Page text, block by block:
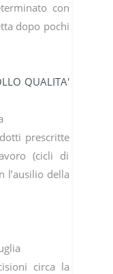
con
dopo pochi
QUALITA'
prescritte
(cicli di
l’ausilio della
circa la